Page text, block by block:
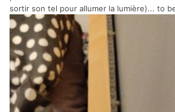
sortir son tel pour allumer la lumière)... to